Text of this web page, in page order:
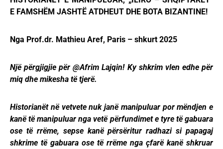
E FAMSHЁM JASHTЁ ATDHEUT DHE BOTA BIZANTINE!
Nga Prof.dr. Mathieu Aref, Paris – shkurt 2025
Një përgjigjie për @Afrim Lajqin! Ky shkrim vlen edhe për
miq dhe mikesha të tjerë.
Historianët në vetvete nuk janë manipuluar por mëndjen e
kanë të manipuluar nga vetë përfundimet e tyre të gabuara
ose të rrëme, sepse kanë përsëritur radhazi si papagaj
shkrime të gabuara ose të rrëme nga çfarë kanë shkruar